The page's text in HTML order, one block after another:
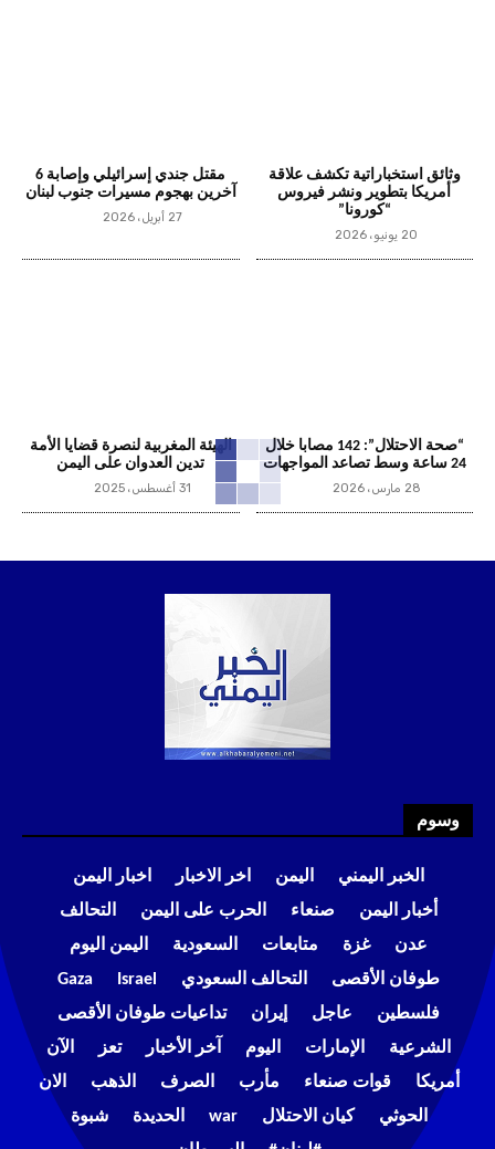
وثائق استخباراتية تكشف علاقة
أمريكا بتطوير ونشر فيروس
“كورونا”
20 يونيو، 2026
مقتل جندي إسرائيلي وإصابة 6
آخرين بهجوم مسيرات جنوب لبنان
27 أبريل، 2026
“صحة الاحتلال”: 142 مصابا خلال
24 ساعة وسط تصاعد المواجهات
28 مارس، 2026
الهيئة المغربية لنصرة قضايا الأمة
تدين العدوان على اليمن
31 أغسطس، 2025
وسوم
الخبر اليمني اليمن اخر الاخبار
اخبار اليمن
أخبار اليمن
صنعاء الحرب على اليمن
التحالف
عدن
غزة متابعات السعودية
اليمن اليوم
طوفان الأقصى
التحالف السعودي Israel
Gaza
فلسطين
عاجل إيران
تداعيات طوفان الأقصى
الشرعية
الإمارات اليوم آخر الأخبار تعز
الآن
أمريكا
قوات صنعاء مأرب الصرف الذهب
الان
الحوثي
كيان الاحتلال war الحديدة
شبوة